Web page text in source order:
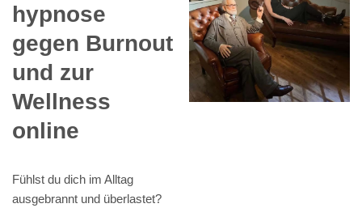
hypnose
gegen Burnout
und zur
Wellness
online
Fühlst du dich im Alltag
ausgebrannt und überlastet?